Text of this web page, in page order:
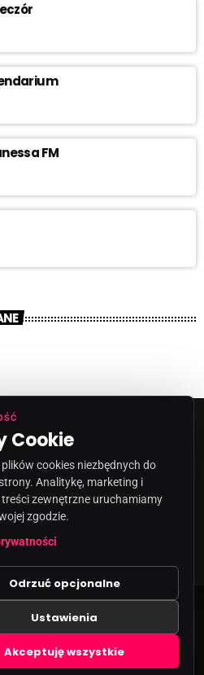
FM
SPÓŁKA Z O.O
Cookie
cookies niezbędnych do
Analitykę, marketing i
zewnętrzne uruchamiamy
zgodzie.
Odrzuć opcjonalne
Ustawienia
Akceptuję wszystkie
cookies